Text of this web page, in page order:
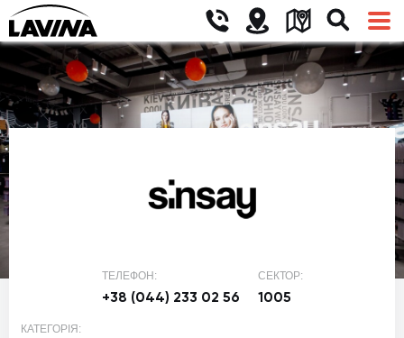
ТЕЛЕФОН:
+38 (044) 233 02 56
СЕКТОР:
1005
КАТЕГОРІЯ: